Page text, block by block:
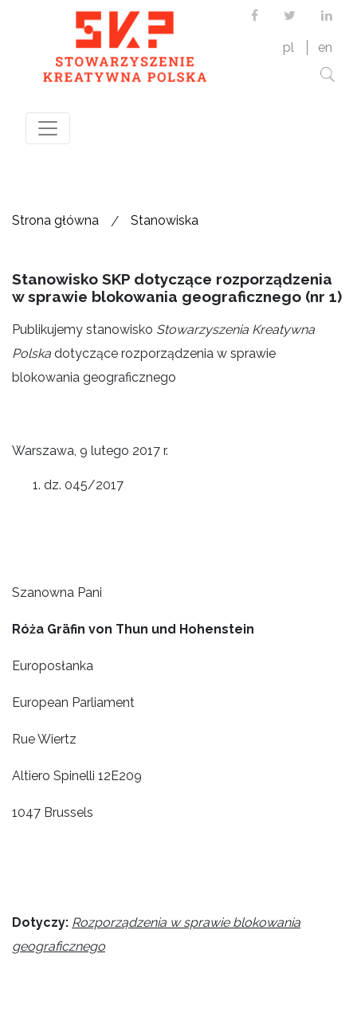
FacebookTwitter
pl en
Strona główna / Stanowiska
Stanowisko SKP dotyczące rozporządzenia
w sprawie blokowania geograficznego (nr 1)
Publikujemy stanowisko Stowarzyszenia Kreatywna
Polska dotyczące rozporządzenia w sprawie
blokowania geograficznego
Warszawa, 9 lutego 2017 r.
dz. 045/2017
Szanowna Pani
Róża Gräfin von Thun und Hohenstein
Europosłanka
European Parliament
Rue Wiertz
Altiero Spinelli 12E209
1047 Brussels
Dotyczy: Rozporządzenia w sprawie blokowania
geograficznego